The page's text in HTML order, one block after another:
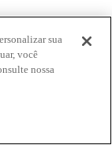
sua
você
nossa